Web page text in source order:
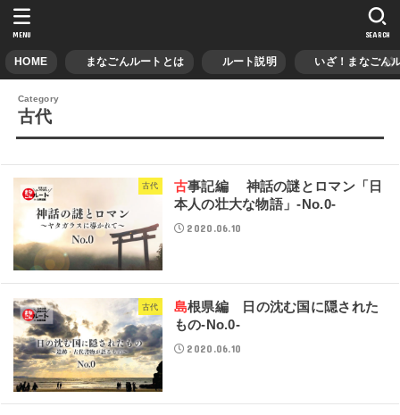
HOME まなごんルートとは ルート説明 いざ！まなごん
SEARCH
MENU
古代
古代
古事記編 神話の謎とロマン「日
本人の壮大な物語」-No.0-
2020.06.10
古代
島根県編 日の沈む国に隠された
もの-No.0-
2020.06.10